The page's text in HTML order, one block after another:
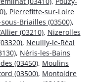
, Pierrefitte-sur-Loire
sous-Briailles (03500),
(03210), Nizerolles
, Neuilly-le-Réal
, Néris-les-Bains
(03450), Moulins
(03500), Montoldre